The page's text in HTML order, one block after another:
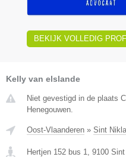
BEKIJK VOLLEDIG
Kelly van elslande
Niet gevestigd in de plaats
Henegouwen.
Oost-Vlaanderen » Sint
Hertjen 152 bus 1 9100